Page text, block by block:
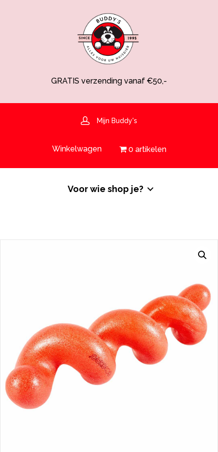
GRATIS verzending vanaf €50,-
Spaarsysteem voor korting!
GRATIS bezorging in de regio
Mijn Buddy's
Winkelwagen 0 artikelen
Voor wie shop je?